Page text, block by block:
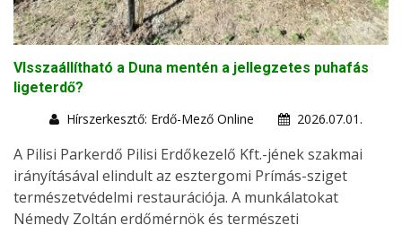
VIsszaállítható a Duna mentén a jellegzetes puhafás
ligeterdő?
Hírszerkesztő: Erdő-Mező Online
2026.07.01.
A Pilisi Parkerdő Pilisi Erdőkezelő Kft.-jének szakmai
irányításával elindult az esztergomi Prímás-sziget
természetvédelmi restaurációja. A munkálatokat
Némedy Zoltán erdőmérnök és természeti